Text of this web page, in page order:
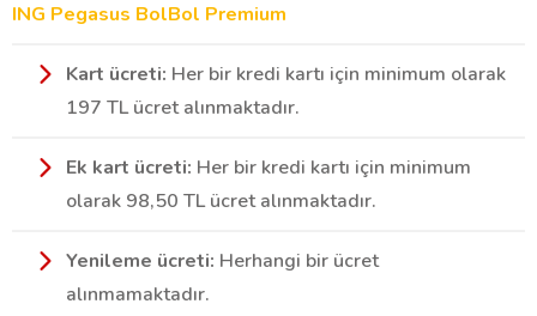
ING Pegasus BolBol Premium
Kart ücreti: Her bir kredi kartı için minimum olarak
197 TL ücret alınmaktadır.
Ek kart ücreti: Her bir kredi kartı için minimum
olarak 98,50 TL ücret alınmaktadır.
Yenileme ücreti: Herhangi bir ücret
alınmamaktadır.